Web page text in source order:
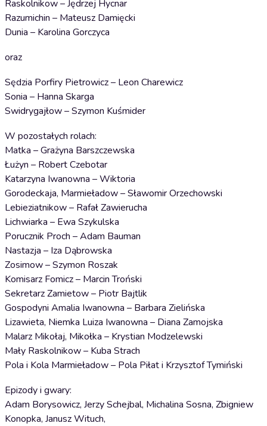
Raskolnikow – Jędrzej Hycnar
Razumichin – Mateusz Damięcki
Dunia – Karolina Gorczyca
oraz
Sędzia Porfiry Pietrowicz – Leon Charewicz
Sonia – Hanna Skarga
Swidrygajłow – Szymon Kuśmider
W pozostałych rolach:
Matka – Grażyna Barszczewska
Łużyn – Robert Czebotar
Katarzyna Iwanowna – Wiktoria
Gorodeckaja, Marmieładow – Sławomir Orzechowski
Lebieziatnikow – Rafał Zawierucha
Lichwiarka – Ewa Szykulska
Porucznik Proch – Adam Bauman
Nastazja – Iza Dąbrowska
Zosimow – Szymon Roszak
Komisarz Fomicz – Marcin Troński
Sekretarz Zamietow – Piotr Bajtlik
Gospodyni Amalia Iwanowna – Barbara Zielińska
Lizawieta, Niemka Luiza Iwanowna – Diana Zamojska
Malarz Mikołaj, Mikołka – Krystian Modzelewski
Mały Raskolnikow – Kuba Strach
Pola i Kola Marmieładow – Pola Piłat i Krzysztof Tymiński
Epizody i gwary:
Adam Borysowicz, Jerzy Schejbal, Michalina Sosna, Zbigniew
Konopka, Janusz Wituch,